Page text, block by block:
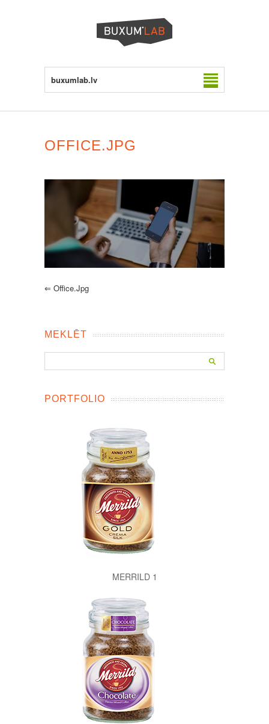
buxumlab.lv
OFFICE.JPG
⇐ Office.jpg
MEKLĒT
PORTFOLIO
MERRILD 1